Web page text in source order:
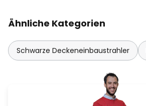
Ähnliche Kategorien
Schwarze Deckeneinbaustrahler